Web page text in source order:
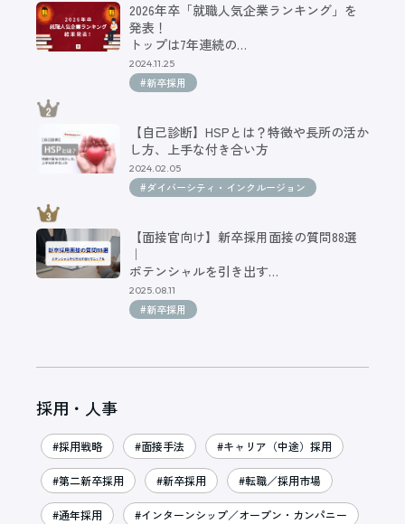
2026年卒「就職人気企業ランキング」を
発表！
トップは7年連続の…
2024.11.25
#新卒採用
【自己診断】HSPとは？特徴や長所の活か
し方、上手な付き合い方
2024.02.05
#ダイバーシティ・インクルージョン
【面接官向け】新卒採用面接の質問88選
｜
ポテンシャルを引き出す…
2025.08.11
#新卒採用
採用・人事
#採用戦略 #面接手法 #キャリア（中途）採用
#第二新卒採用 #新卒採用 #転職／採用市場
#通年採用 #インターンシップ／オープン・カンパニー